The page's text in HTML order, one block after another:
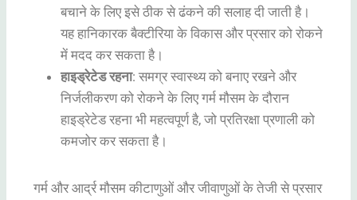
बचाने के लिए इसे ठीक से ढंकने की सलाह दी जाती है।
यह हानिकारक बैक्टीरिया के विकास और प्रसार को रोकने
में मदद कर सकता है।
हाइड्रेटेड रहना: समग्र स्वास्थ्य को बनाए रखने और
निर्जलीकरण को रोकने के लिए गर्म मौसम के दौरान
हाइड्रेटेड रहना भी महत्वपूर्ण है, जो प्रतिरक्षा प्रणाली को
कमजोर कर सकता है।
गर्म और आर्द्र मौसम कीटाणुओं और जीवाणुओं के तेजी से प्रसार